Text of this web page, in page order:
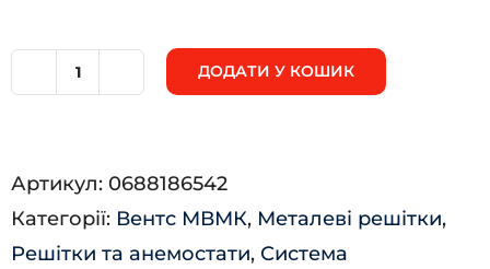
МВМК1
ДОДАТИ У КОШИК
Артикул: 0688186542
Категорії: Вентс МВМК, Металеві решітки,
Решітки та анемостати, Система